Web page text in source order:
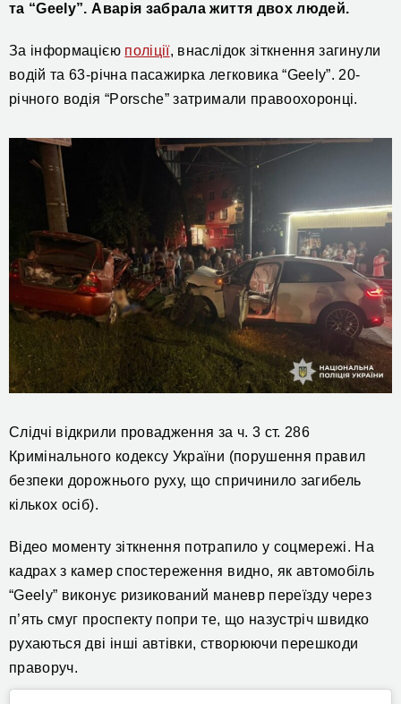
та “Geely”.Аварія забрала життя двох людей.
За інформацією поліції, внаслідок зіткнення загинули
водій та 63-річна пасажирка легковика “Geely”. 20-
річного водія “Porsche” затримали правоохоронці.
Слідчі відкрили провадження за ч. 3 ст. 286
Кримінального кодексу України (порушення правил
безпеки дорожнього руху, що спричинило загибель
кількох осіб).
Відео моменту зіткнення потрапило у соцмережі. На
кадрах з камер спостереження видно, як автомобіль
“Geely” виконує ризикований маневр переїзду через
п’ять смуг проспекту попри те, що назустріч швидко
рухаються дві інші автівки, створюючи перешкоди
праворуч.